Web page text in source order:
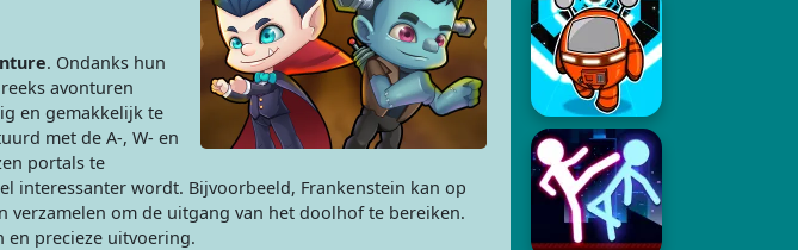
. Ondanks hun
avonturen
en gemakkelijk te
met de A-, W- en
portals te
interessanter wordt. Bijvoorbeeld, Frankenstein kan op
om de uitgang van het doolhof te bereiken.
en precieze uitvoering.